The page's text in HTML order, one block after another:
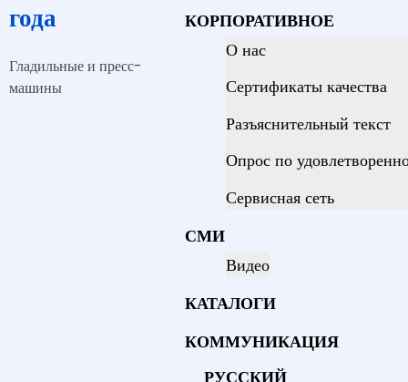
года
Гладильные и пресс-
машины
КОРПОРАТИВНОЕ
О нас
Сертификаты качества
Разъяснительный текст
Опрос по
Сервисная сеть
СМИ
Видео
КАТАЛОГИ
КОММУНИКАЦИЯ
РУССКИЙ